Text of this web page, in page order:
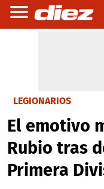
LEGIONARIOS
El emotivo
Rubio tras
Primera